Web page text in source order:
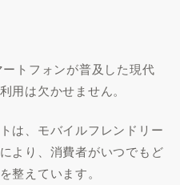
トフォンが普及した現代
用は欠かせません。
は、モバイルフレンドリー
より、消費者がいつでもど
整えています。